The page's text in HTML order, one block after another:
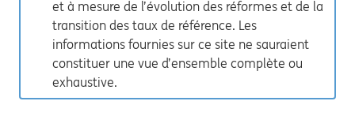
et à mesure de l’évolution des réformes et de la
transition des taux de référence. Les
informations fournies sur ce site ne sauraient
constituer une vue d’ensemble complète ou
exhaustive.